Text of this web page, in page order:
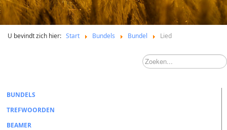
U bevindt zich hier: Start Bundels Bundel Lied
BUNDELS
TREFWOORDEN
BEAMER